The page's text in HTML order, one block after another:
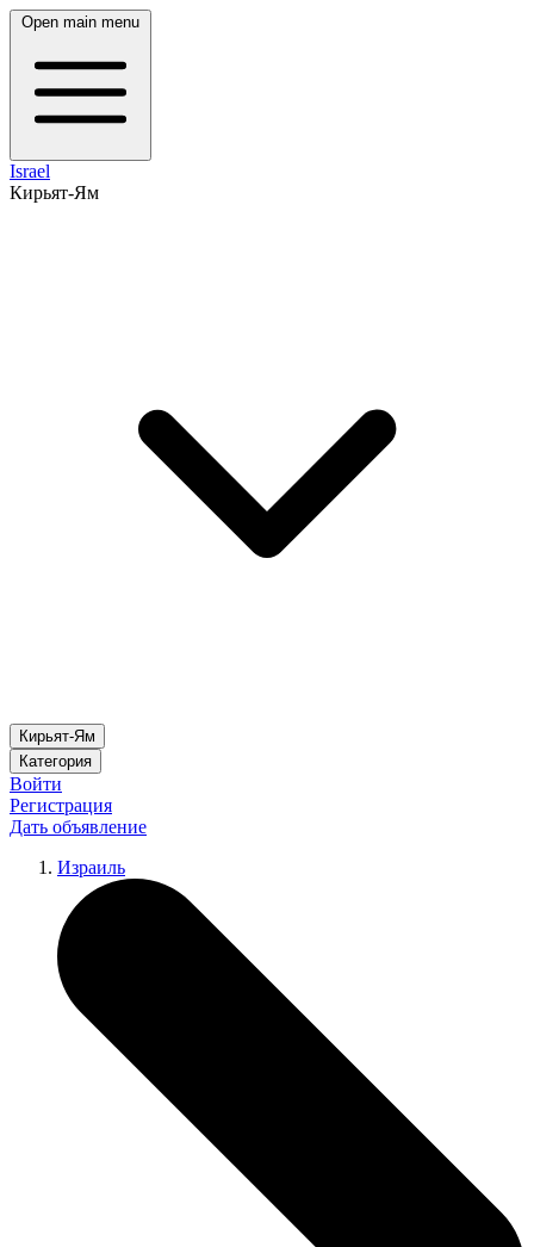
Open main menu
Israel
Кирьят-Ям
Кирьят-Ям
Категория
Войти
Регистрация
Дать объявление
Израиль